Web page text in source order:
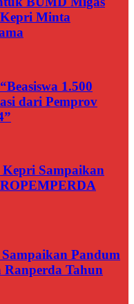
Minta
1.500
dari Pemprov
Sampaikan
Pandum
Tahun